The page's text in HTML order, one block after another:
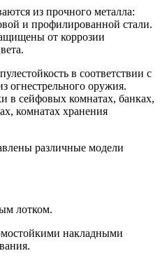
из прочного металла:
и профилированной стали.
от коррозии
в соответствии с
огнестрельного оружия.
в сейфовых комнатах, банках,
комнатах хранения
различные модели
лотком.
накладными